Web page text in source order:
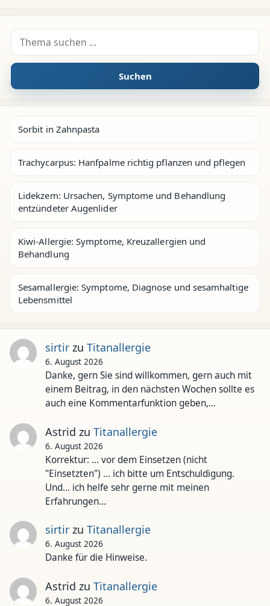
Suche nach:
Suchen
Sorbit in Zahnpasta
Trachycarpus: Hanfpalme richtig pflanzen und pflegen
Lidekzem: Ursachen, Symptome und Behandlung
entzündeter Augenlider
Kiwi-Allergie: Symptome, Kreuzallergien und
Behandlung
Sesamallergie: Symptome, Diagnose und sesamhaltige
Lebensmittel
sirtirzu Titanallergie
6. August 2026
Danke, gern Sie sind willkommen, gern auch mit
einem Beitrag, in den nächsten Wochen sollte es
auch eine Kommentarfunktion geben,…
Astrid zu Titanallergie
6. August 2026
Korrektur: ... vor dem Einsetzen (nicht
"Einsetzten") ... ich bitte um Entschuldigung.
Und... ich helfe sehr gerne mit meinen
Erfahrungen…
sirtirzu Titanallergie
6. August 2026
Danke für die Hinweise.
Astrid zu Titanallergie
6. August 2026